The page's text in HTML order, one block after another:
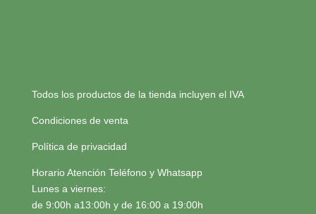
Todos los productos de la tienda incluyen el IVA
Condiciones de venta
Política de privacidad
Horario Atención Teléfono y Whatsapp
Lunes a viernes:
de 9:00h a13:00h y de 16:00 a 19:00h